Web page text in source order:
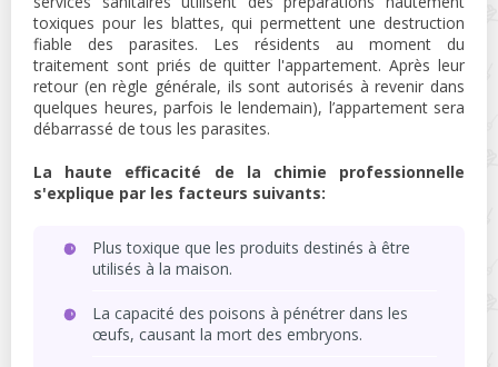
toxiques pour les blattes, qui permettent une destruction
fiable des parasites. Les résidents au moment du
traitement sont priés de quitter l'appartement. Après leur
retour (en règle générale, ils sont autorisés à revenir dans
quelques heures, parfois le lendemain), l’appartement sera
débarrassé de tous les parasites.
La haute efficacité de la chimie professionnelle
s'explique par les facteurs suivants:
Plus toxique que les produits destinés à être
utilisés à la maison.
La capacité des poisons à pénétrer dans les
œufs, causant la mort des embryons.